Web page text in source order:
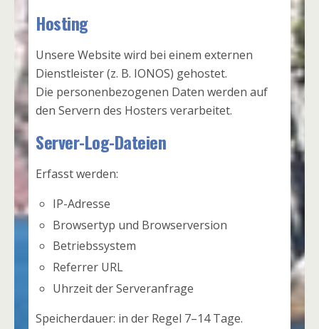
Hosting
Unsere Website wird bei einem externen
Dienstleister (z. B. IONOS) gehostet.
Die personenbezogenen Daten werden auf
den Servern des Hosters verarbeitet.
Server-Log-Dateien
Erfasst werden:
IP-Adresse
Browsertyp und Browserversion
Betriebssystem
Referrer URL
Uhrzeit der Serveranfrage
Speicherdauer: in der Regel 7–14 Tage.